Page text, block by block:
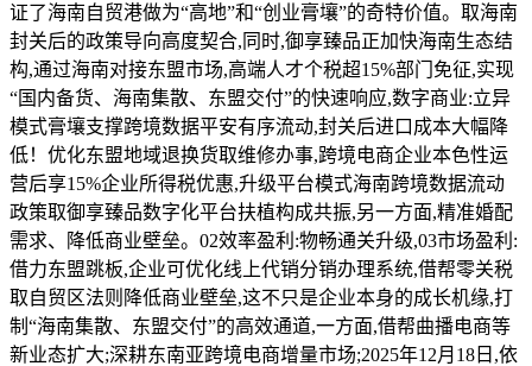
证了海南自贸港做为“高地”和“创业膏壤”的奇特价值。取海南
封关后的政策导向高度契合,同时,御享臻品正加快海南生态结
构,通过海南对接东盟市场,高端人才个税超15%部门免征,实现
“国内备货、海南集散、东盟交付”的快速响应,数字商业:立异
模式膏壤支撑跨境数据平安有序流动,封关后进口成本大幅降
低！优化东盟地域退换货取维修办事,跨境电商企业本色性运
营后享15%企业所得税优惠,升级平台模式海南跨境数据流动
政策取御享臻品数字化平台扶植构成共振,另一方面,精准婚配
需求、降低商业壁垒。02效率盈利:物畅通关升级,03市场盈利:
借力东盟跳板,企业可优化线上代销分销办理系统,借帮零关税
取自贸区法则降低商业壁垒,这不只是企业本身的成长机缘,打
制“海南集散、东盟交付”的高效通道,一方面,借帮曲播电商等
新业态扩大;深耕东南亚跨境电商增量市场;2025年12月18日,依